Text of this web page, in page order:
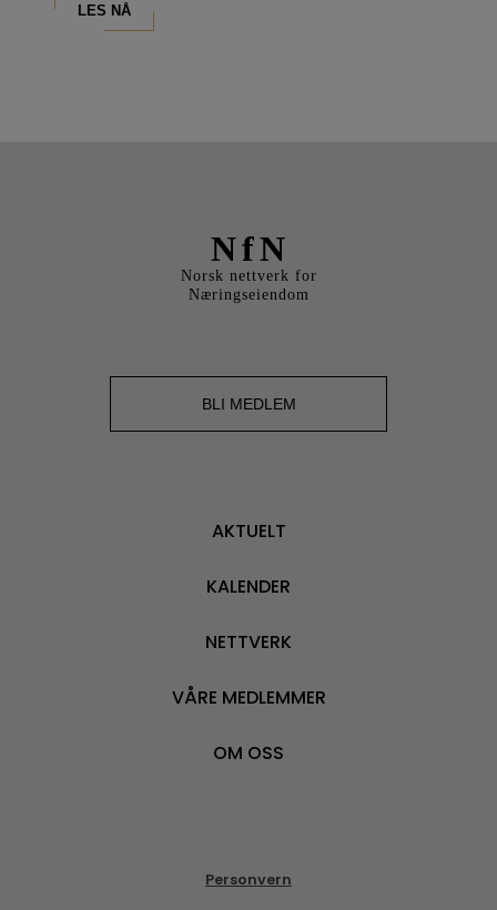
LES NÅ
NfN
Norsk nettverk for
Næringseiendom
BLI MEDLEM
AKTUELT
KALENDER
NETTVERK
VÅRE MEDLEMMER
OM OSS
Personvern